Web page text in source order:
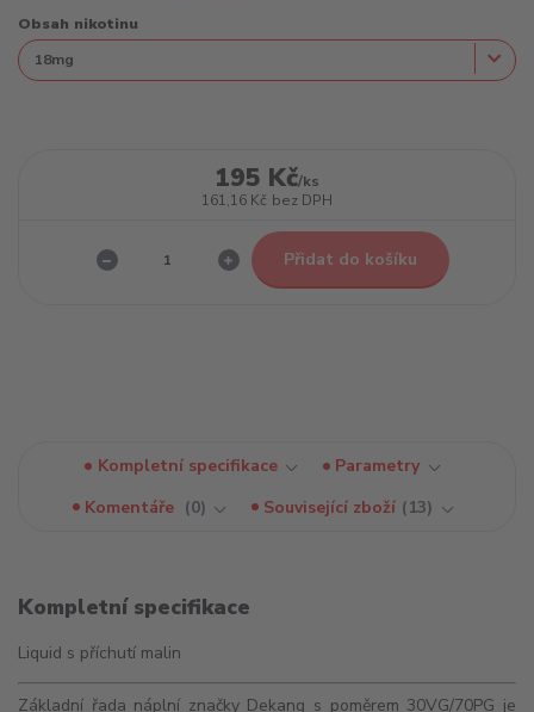
Obsah nikotinu
195 Kč/ks
161,16 Kč bez DPH
Přidat do košíku
Kompletní specifikace
Parametry
Komentáře
0 Související zboží 13
Kompletní specifikace
Liquid s příchutí malin
Základní řada náplní značky Dekang s poměrem 30VG/70PG je